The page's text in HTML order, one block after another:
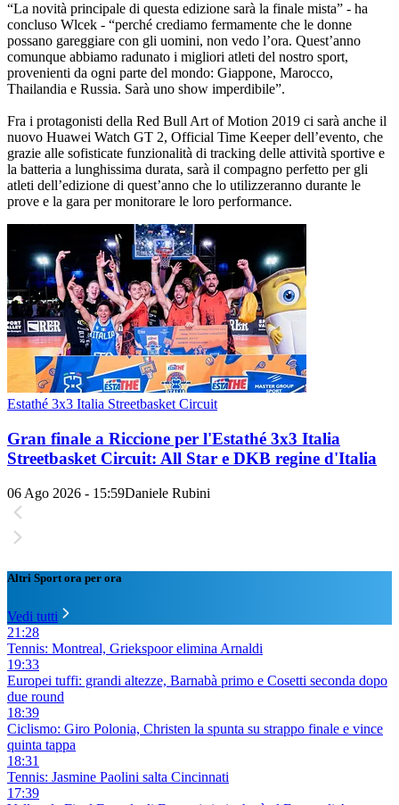
“La novità principale di questa edizione sarà la finale mista” - ha
concluso Wlcek - “perché crediamo fermamente che le donne
possano gareggiare con gli uomini, non vedo l’ora. Quest’anno
comunque abbiamo radunato i migliori atleti del nostro sport,
provenienti da ogni parte del mondo: Giappone, Marocco,
Thailandia e Russia. Sarà uno show imperdibile”.
Fra i protagonisti della Red Bull Art of Motion 2019 ci sarà anche il
nuovo Huawei Watch GT 2, Official Time Keeper dell’evento, che
grazie alle sofisticate funzionalità di tracking delle attività sportive e
la batteria a lunghissima durata, sarà il compagno perfetto per gli
atleti dell’edizione di quest’anno che lo utilizzeranno durante le
prove e la gara per monitorare le loro performance.
Estathé 3x3 Italia Streetbasket Circuit
Gran finale a Riccione per l'Estathé 3x3 Italia
Streetbasket Circuit: All Star e DKB regine d'Italia
06 Ago 2026 - 15:59Daniele Rubini
Altri Sport ora per ora
Vedi tutti
21:28
Tennis: Montreal, Griekspoor elimina Arnaldi
19:33
Europei tuffi: grandi altezze, Barnabà primo e Cosetti seconda dopo
due round
18:39
Ciclismo: Giro Polonia, Christen la spunta su strappo finale e vince
quinta tappa
18:31
Tennis: Jasmine Paolini salta Cincinnati
17:39